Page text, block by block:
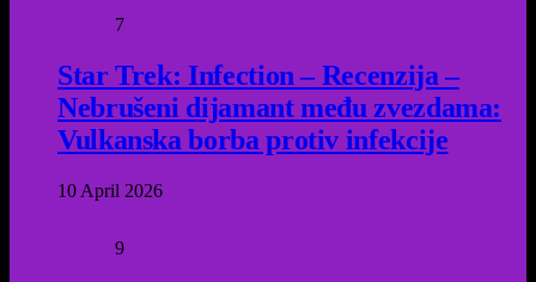
7
Star Trek: Infection – Recenzija –
Nebrušeni dijamant među zvezdama:
Vulkanska borba protiv infekcije
10 April 2026
9